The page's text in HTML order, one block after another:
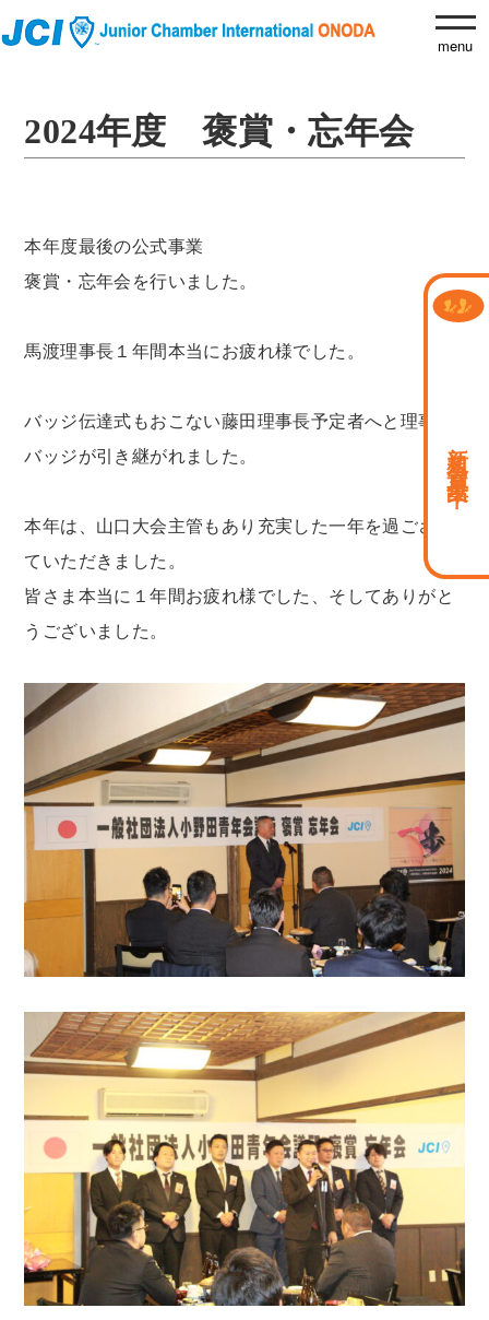
新規会員募集中
2024年度 褒賞・忘年会
本年度最後の公式事業
褒賞・忘年会を行いました。
馬渡理事長１年間本当にお疲れ様でした。
バッジ伝達式もおこない藤田理事長予定者へと理事長
バッジが引き継がれました。
本年は、山口大会主管もあり充実した一年を過ごさせ
ていただきました。
皆さま本当に１年間お疲れ様でした、そしてありがと
うございました。